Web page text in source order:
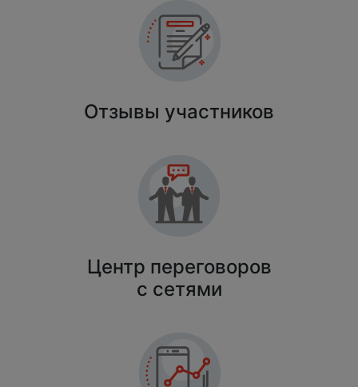
Отзывы участников
Центр переговоров
с сетями